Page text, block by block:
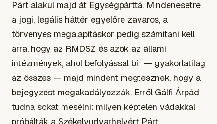
Párt alakul majd át Egységpárttá. Mindenesetre
a jogi, legális háttér egyelőre zavaros, a
törvényes megalapításkor pedig számítani kell
arra, hogy az RMDSZ és azok az állami
intézmények, ahol befolyással bír — gyakorlatilag
az összes — majd mindent megtesznek, hogy a
bejegyzést megakadályozzák. Erről Gálfi Árpád
tudna sokat mesélni: milyen képtelen vádakkal
próbálták a Székelyudvarhelyért Párt